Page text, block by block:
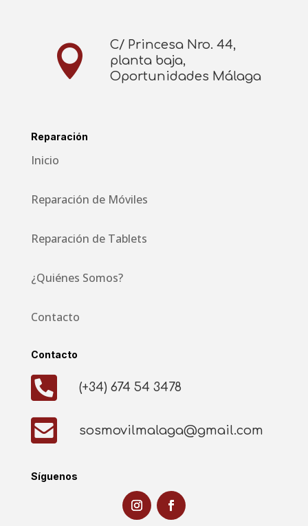

C/ Princesa Nro. 44,
planta baja,
Oportunidades Málaga
Reparación
Inicio
Reparación de Móviles
Reparación de Tablets
¿Quiénes Somos?
Contacto
Contacto
 (+34) 674 54 3478
 sosmovilmalaga@gmail.com
Síguenos